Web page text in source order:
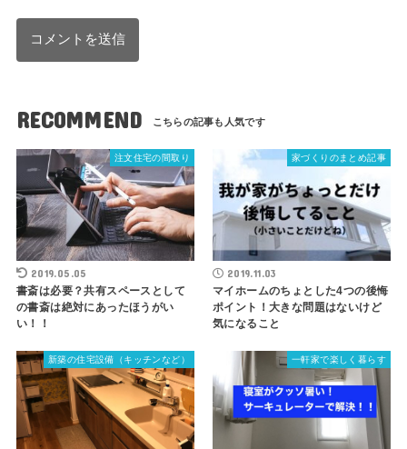
RECOMMEND
注文住宅の間取り
2019.05.05
書斎は必要？共有スペースとして
の書斎は絶対にあったほうがい
い！！
家づくりのまとめ記事
2019.11.03
マイホームのちょとした4つの後悔
ポイント！大きな問題はないけど
気になること
新築の住宅設備（キッチンなど） 一軒家で楽しく暮らす